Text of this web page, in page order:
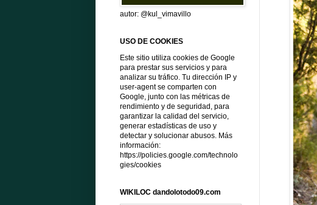
autor: @kul_vimavillo
USO DE COOKIES
Este sitio utiliza cookies de Google
para prestar sus servicios y para
analizar su tráfico. Tu dirección IP y
user-agent se comparten con
Google, junto con las métricas de
rendimiento y de seguridad, para
garantizar la calidad del servicio,
generar estadísticas de uso y
detectar y solucionar abusos. Más
información:
https://policies.google.com/technolo
gies/cookies
WIKILOC dandolotodo09.com